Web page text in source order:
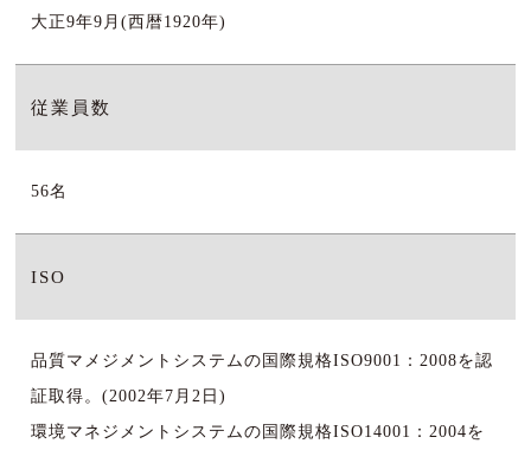
大正9年9月(西暦1920年)
従業員数
56名
ISO
品質マメジメントシステムの国際規格ISO9001：2008を認
証取得。(2002年7月2日)
環境マネジメントシステムの国際規格ISO14001：2004を